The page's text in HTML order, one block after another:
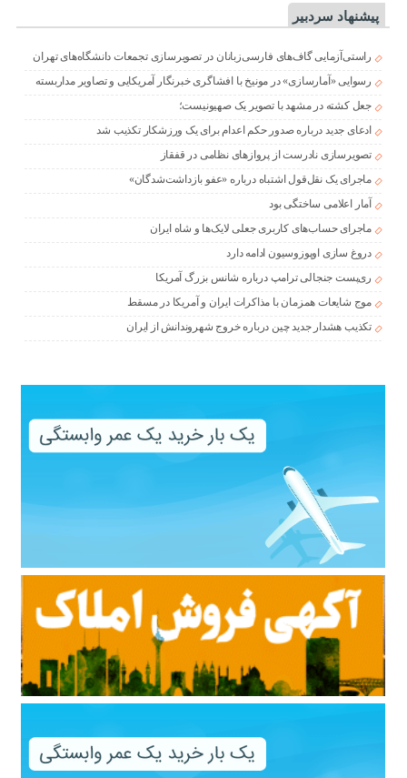
پیشنهاد سردبیر
راستی‌آزمایی گاف‌های فارسی‌زبانان در تصویرسازی تجمعات دانشگاه‌های تهران
رسوایی «آمارسازی» در مونیخ با افشاگری خبرنگار آمریکایی و تصاویر مداربسته
جعل کشته در مشهد با تصویر یک صهیونیست؛
ادعای جدید درباره صدور حکم اعدام برای یک ورزشکار تکذیب شد
تصویرسازی نادرست از پروازهای نظامی در قفقاز
ماجرای یک نقل‌قول اشتباه درباره «عفو بازداشت‌شدگان»
آمار اعلامی ساختگی بود
ماجرای حساب‌های کاربری جعلی لایک‌ها و شاه ایران
دروغ سازی اوپوزوسیون ادامه دارد
ری‌پست جنجالی ترامپ درباره شانس بزرگ آمریکا
موج شایعات همزمان با مذاکرات ایران و آمریکا در مسقط
تکذیب هشدار جدید چین درباره خروج شهروندانش از ایران